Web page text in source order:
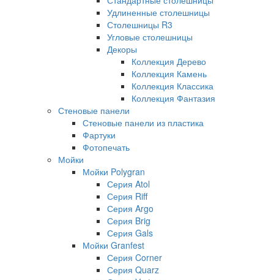
Удлиненные столешницы
Столешницы R3
Угловые столешницы
Декоры
Коллекция Дерево
Коллекция Камень
Коллекция Классика
Коллекция Фантазия
Стеновые панели
Стеновые панели из пластика
Фартуки
Фотопечать
Мойки
Мойки Polygran
Серия Atol
Серия Riff
Серия Argo
Серия Brig
Серия Gals
Мойки Granfest
Серия Corner
Серия Quarz